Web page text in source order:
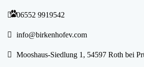
06552 9919542
info@birkenhofev.com
Mooshaus-Siedlung 1, 54597 Roth bei